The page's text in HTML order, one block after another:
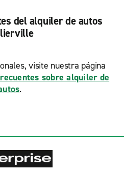
del alquiler de autos
visite nuestra página
sobre alquiler de
.